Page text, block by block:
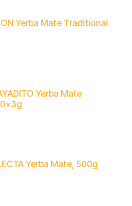
Yerba Mate Traditional
Yerba Mate
Yerba Mate, 500g